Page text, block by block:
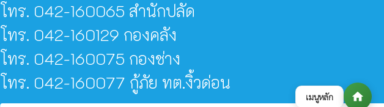
เมนูหลัก home
โทร. 042-160065 สำนักปลัด
โทร. 042-160129 กองคลัง
โทร. 042-160075 กองช่าง
โทร. 042-160077 กู้ภัย ทต.งิ้วด่อน